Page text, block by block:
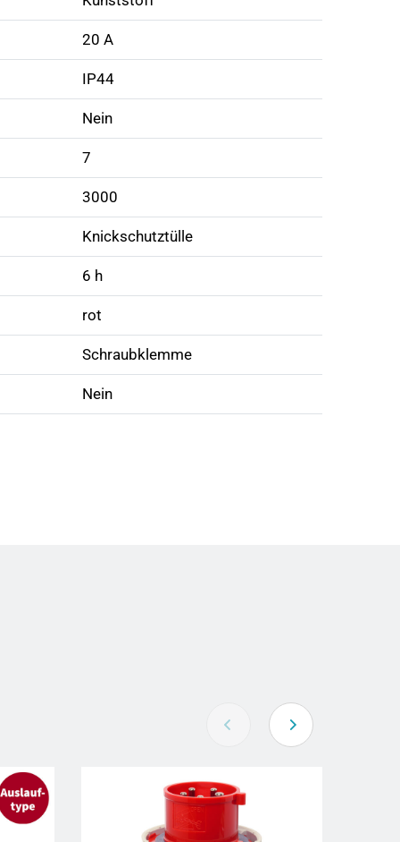
20 A
IP44
Nein
7
3000
Knickschutztülle
6 h
rot
Schraubklemme
Nein